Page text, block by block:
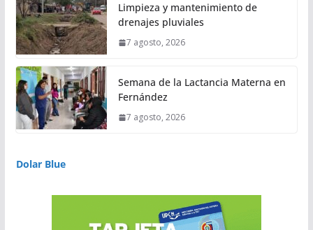
Limpieza y mantenimiento de
drenajes pluviales
7 agosto, 2026
Semana de la Lactancia Materna en
Fernández
7 agosto, 2026
Dolar Blue